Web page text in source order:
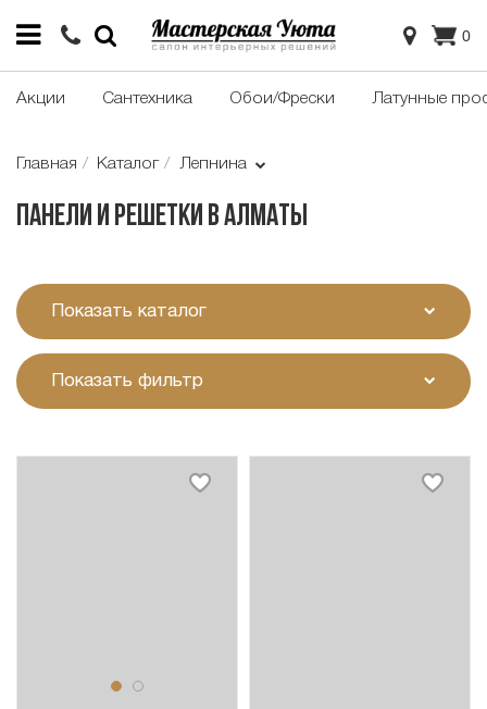
0
Акции Сантехника Обои/Фрески Латунные
Главная Каталог Лепнина
Панели и решетки в Алматы
Показать каталог
Показать фильтр